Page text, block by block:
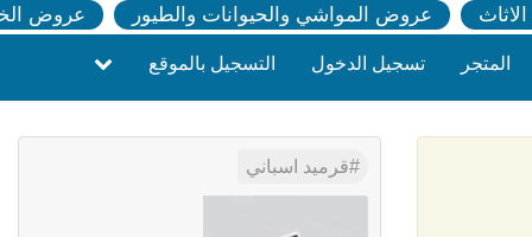
عروض المواشي والحيوانات والطيور عروض
المتجر تسجيل الدخول التسجيل بالموقع
قرميد اسباني